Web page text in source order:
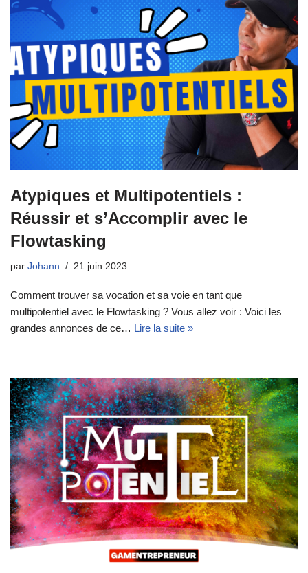
Atypiques et Multipotentiels :
Réussir et s’Accomplir avec le
Flowtasking
par Johann 21 juin 2023
Comment trouver sa vocation et sa voie en tant que
multipotentiel avec le Flowtasking ? Vous allez voir : Voici les
grandes annonces de ce… Lire la suite »